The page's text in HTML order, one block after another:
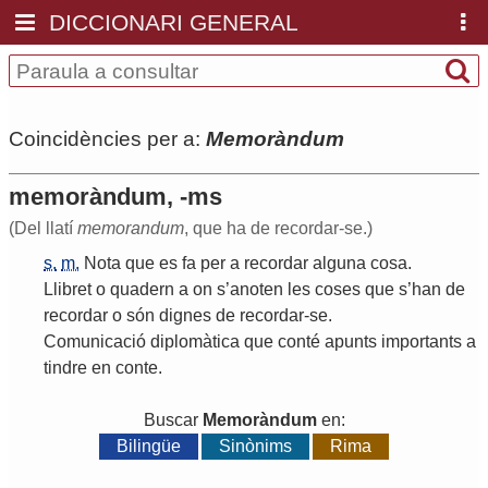
DICCIONARI GENERAL
Coincidències per a: Memoràndum
memoràndum, -ms
(Del llatí memorandum, que ha de recordar-se.)
s. m. Nota que es fa per a recordar alguna cosa.
Llibret o quadern a on s’anoten les coses que s’han de
recordar o són dignes de recordar-se.
Comunicació diplomàtica que conté apunts importants a
tindre en conte.
Buscar Memoràndumen:
Bilingüe
Sinònims Rima